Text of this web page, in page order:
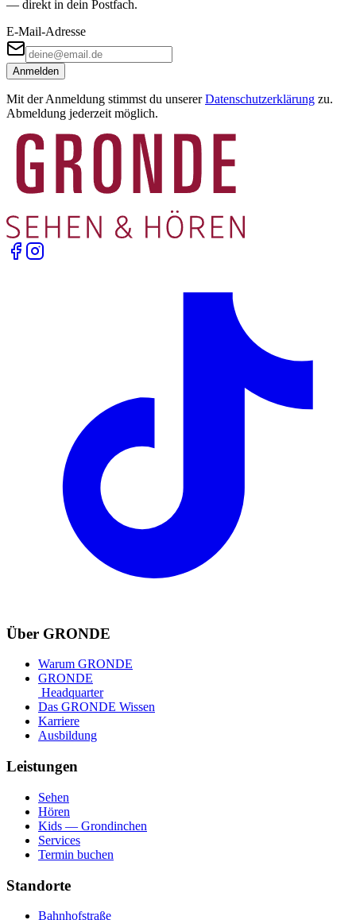
— direkt in dein Postfach.
E-Mail-Adresse
Anmelden
Mit der Anmeldung stimmst du unserer Datenschutzerklärung zu.
Abmeldung jederzeit möglich.
Über GRONDE
Warum GRONDE
GRONDE
Headquarter
Das GRONDE Wissen
Karriere
Ausbildung
Leistungen
Sehen
Hören
Kids — Grondinchen
Services
Termin buchen
Standorte
Bahnhofstraße